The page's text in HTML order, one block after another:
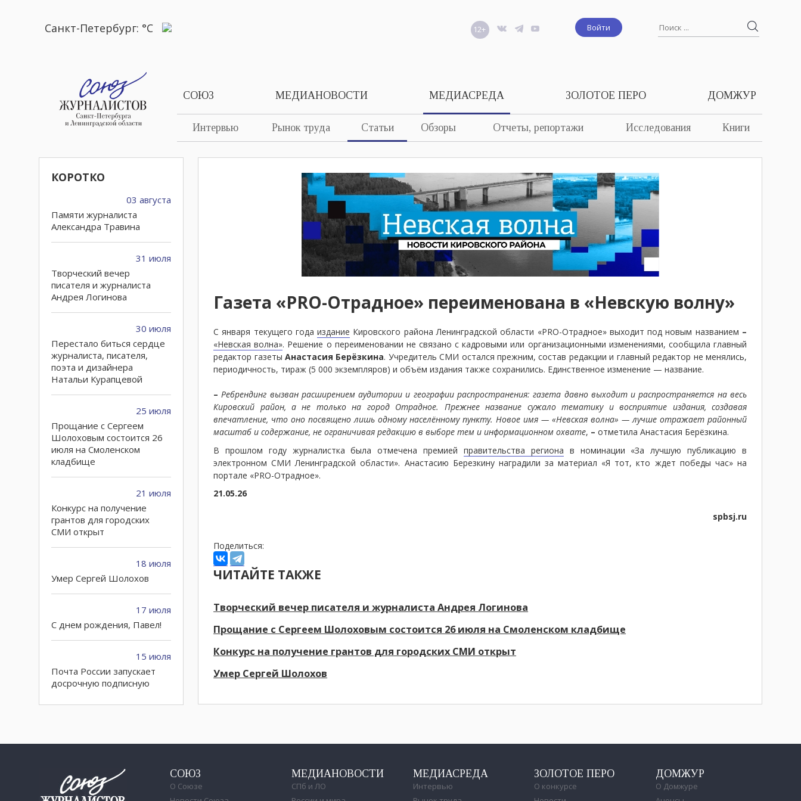
Санкт-Петербург: °C Войти
12+
СОЮЗ МЕДИАНОВОСТИ МЕДИАСРЕДА
Интервью Рынок труда Статьи Обзоры Отчеты, репортажи Исследования Книги
ЗОЛОТОЕ ПЕРО ДОМЖУР
КОРОТКО
03 августа
Памяти журналиста
Александра Травина
31 июля
Творческий вечер
писателя и журналиста
Андрея Логинова
30 июля
Перестало биться сердце
журналиста, писателя,
поэта и дизайнера
Натальи Курапцевой
25 июля
Прощание с Сергеем
Шолоховым состоится 26
июля на Смоленском
кладбище
21 июля
Конкурс на получение
грантов для городских
СМИ открыт
18 июля
Умер Сергей Шолохов
17 июля
C днем рождения, Павел!
15 июля
Почта России запускает
досрочную подписную
полугодие 2027 года
02 июля
Газета «PRO-Отрадное» переименована в «Невскую волну»
С января текущего годаиздание Кировского района Ленинградской области «PRO-Отрадное» выходит под новым названием –
«Невская волна». Решение о переименовании не связано с кадровыми или организационными изменениями, сообщила главный
редактор газеты Анастасия Берёзкина. Учредитель СМИ остался прежним, состав редакции и главный редактор не менялись,
периодичность, тираж (5 000 экземпляров) и объём издания также сохранились. Единственное изменение — название.
– Ребрендинг вызван расширением аудитории и географии распространения: газета давно выходит и распространяется на весь
Кировский район, а не только на город Отрадное. Прежнее название сужало тематику и восприятие издания, создавая
впечатление, что оно посвящено лишь одному населённому пункту. Новое имя — «Невская волна» — лучше отражает районный
масштаб и содержание, не ограничивая редакцию в выборе тем и информационном охвате, – отметила Анастасия Берёзкина.
В прошлом году журналистка была отмечена премиейправительства региона в номинации «За лучшую публикацию в
электронном СМИ Ленинградской области». Анастасию Березкину наградили за материал «Я тот, кто ждет победы час» на
портале «PRO-Отрадное».
21.05.26
spbsj.ru
Поделиться:
ЧИТАЙТЕ ТАКЖЕ
Творческий вечер писателя и журналиста Андрея Логинова
Прощание с Сергеем Шолоховым состоится 26 июля на Смоленском кладбище
Конкурс на получение грантов для городских СМИ открыт
Умер Сергей Шолохов
СОЮЗ
О Союзе
МЕДИАНОВОСТИ
СПб и ЛО
МЕДИАСРЕДА
Интервью
ЗОЛОТОЕ ПЕРО
О конкурсе
ДОМЖУР
О Домжуре